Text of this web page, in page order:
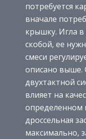
потребуется
вначале
крышку. Игла
скобой, ее
смеси
описано выше.
двухтактной
влияет на
определенном
дроссельная
максимально,